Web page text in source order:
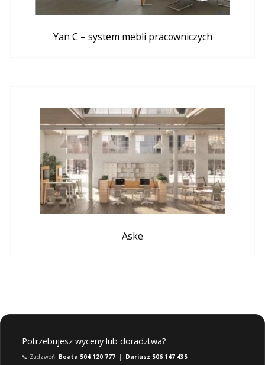
Yan C – system mebli pracowniczych
Aske
Potrzebujesz wyceny lub doradztwa?
📞 Zadzwoń: Beata 504 120 777 | Dariusz 506 147 435